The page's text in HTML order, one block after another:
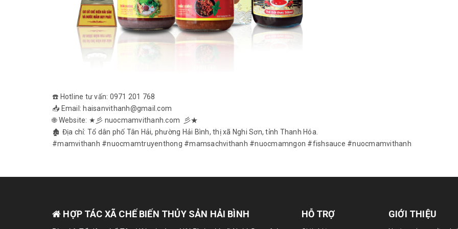
☎️ Hotline tư vấn: 0971 201 768
📥 Email: haisanvithanh@gmail.com
🌐 Website: ★彡 nuocmamvithanh.com 彡★
🏚 Địa chỉ: Tổ dân phố Tân Hải, phường Hải Bình, thị xã Nghi Sơn, tỉnh Thanh Hóa.
#mamvithanh #nuocmamtruyenthong #mamsachvithanh #nuocmamngon #fishsauce #nuocmamvithanh
HỢP TÁC XÃ CHẾ BIẾN THỦY SẢN HẢI BÌNH HỖ TRỢ GIỚI THIỆU